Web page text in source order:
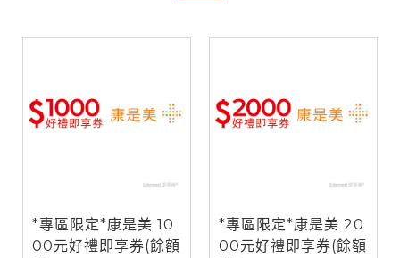
*專區限定*康是美 10
00元好禮即享券(餘額
*專區限定*康是美 20
00元好禮即享券(餘額